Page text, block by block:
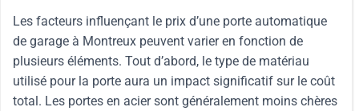
Les facteurs influençant le prix d’une porte automatique
de garage à Montreux peuvent varier en fonction de
plusieurs éléments. Tout d’abord, le type de matériau
utilisé pour la porte aura un impact significatif sur le coût
total. Les portes en acier sont généralement moins chères